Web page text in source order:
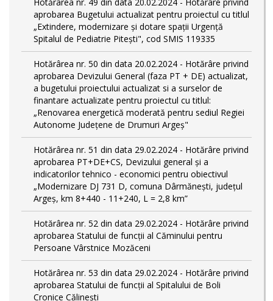
aprobarea Bugetului actualizat pentru proiectul cu titlul
„Extindere, modernizare și dotare spații Urgență
Spitalul de Pediatrie Pitești", cod SMIS 119335
Hotărârea nr. 50 din data 20.02.2024 - Hotărâre privind
aprobarea Devizului General (faza PT + DE) actualizat,
a bugetului proiectului actualizat si a surselor de
finantare actualizate pentru proiectul cu titlul:
„Renovarea energetică moderată pentru sediul Regiei
Autonome Județene de Drumuri Argeș"
Hotărârea nr. 51 din data 29.02.2024 - Hotărâre privind
aprobarea PT+DE+CS, Devizului general și a
indicatorilor tehnico - economici pentru obiectivul
„Modernizare DJ 731 D, comuna Dârmănești, județul
Argeș, km 8+440 - 11+240, L = 2,8 km”
Hotărârea nr. 52 din data 29.02.2024 - Hotărâre privind
aprobarea Statului de funcţii al Căminului pentru
Persoane Vârstnice Mozăceni
Hotărârea nr. 53 din data 29.02.2024 - Hotărâre privind
aprobarea Statului de funcții al Spitalului de Boli
Cronice Călinești